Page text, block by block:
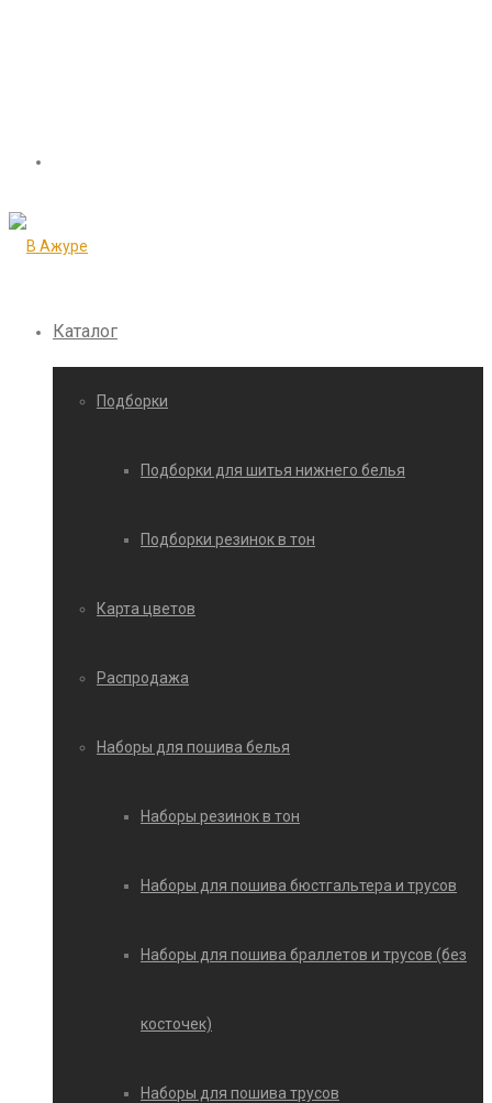
Каталог
Подборки
Подборки для шитья нижнего белья
Подборки резинок в тон
Карта цветов
Распродажа
Наборы для пошива белья
Наборы резинок в тон
Наборы для пошива бюстгальтера и трусов
Наборы для пошива браллетов и трусов (без
косточек)
Наборы для пошива трусов